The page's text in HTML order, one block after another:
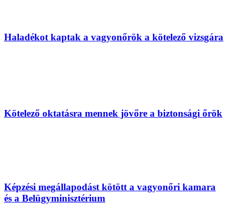
Haladékot kaptak a vagyonőrök a kötelező vizsgára
Kötelező oktatásra mennek jövőre a biztonsági őrök
Képzési megállapodást kötött a vagyonőri kamara
és a Belügyminisztérium